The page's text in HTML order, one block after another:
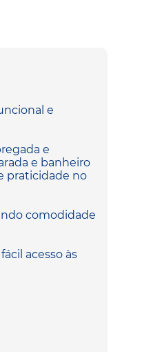
e
e
e banheiro
praticidade no
comodidade
acesso às